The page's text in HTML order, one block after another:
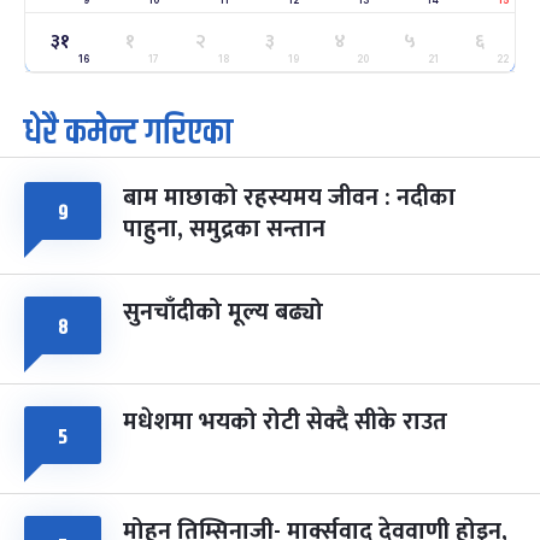
२५
मंगल
ग्याल्पो ल्होसार
फाल्गुन २५, २०८३ Mar 9, 2027
७ महिना बाँकी
७
आइत
पूर्णिमा व्रत
चैत्र ७, २०८३-Mar 21, 2027
८ फागुपूर्णिमा
चैत्र ८, २०८३-Mar 22, 2027
७ महिना बाँकी
३१
16
१
17
२
18
३
19
४
20
५
21
६
22
धेरै कमेन्ट गरिएका
९ बाम माछाको रहस्यमय जीवन : नदीका
पाहुना, समुद्रका सन्तान
८ सुनचाँदीको मूल्य बढ्यो
५ मधेशमा भयको रोटी सेक्दै सीके राउत
मोहन तिम्सिनाजी- मार्क्सवाद देववाणी होइन,